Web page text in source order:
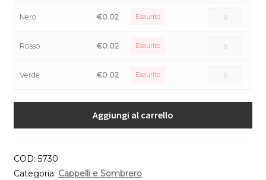
Nero €0.02 Esaurito
Rosso €0.02 Esaurito
Verde €0.02 Esaurito
Aggiungi al carrello
COD: 5730
Categoria: Cappelli e Sombrero